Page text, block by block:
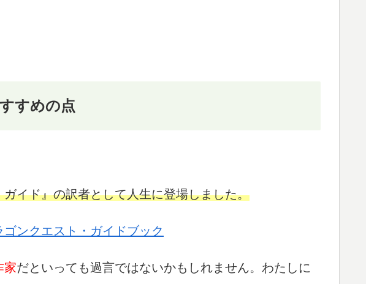
すめの点
イド』の訳者として人生に登場しました。
ンクエスト・ガイドブック
家だといっても過言ではないかもしれません。わたしに